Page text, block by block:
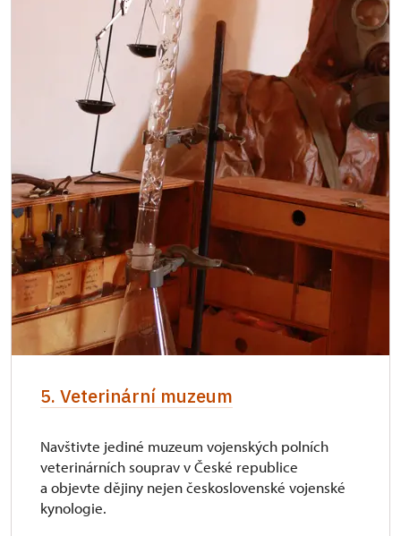
5. Veterinární muzeum
Navštivte jediné muzeum vojenských polních
veterinárních souprav v České republice
a objevte dějiny nejen československé vojenské
kynologie.